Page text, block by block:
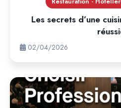
Les secrets d’une
02/04/2026